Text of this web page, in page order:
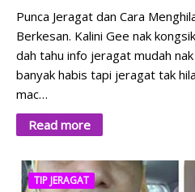
Punca Jeragat dan Cara
Berkesan. Kalini Gee nak
dah tahu info jeragat mudah
banyak habis tapi jeragat tak
mac…
Read more
TIP JERAGAT